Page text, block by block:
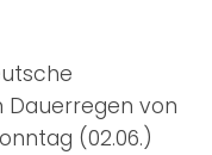
von
(02.06.)